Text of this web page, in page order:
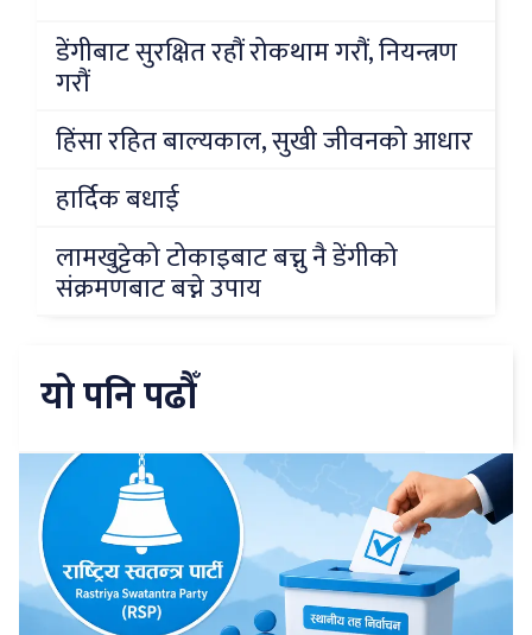
डेंगीबाट सुरक्षित रहौं रोकथाम गरौं, नियन्त्रण
गरौं
हिंसा रहित बाल्यकाल, सुखी जीवनको आधार
हार्दिक बधाई
लामखुट्टेको टोकाइबाट बच्नु नै डेंगीको
संक्रमणबाट बच्ने उपाय
यो पनि पढौँ